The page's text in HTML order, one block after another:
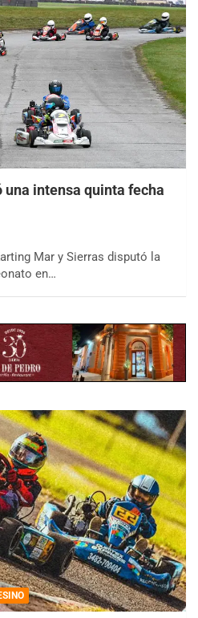
intensa quinta fecha
Mar y Sierras disputó la
en…